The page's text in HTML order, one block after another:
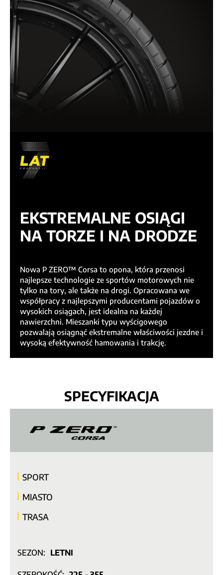
EKSTREMALNE OSIĄGI
NA TORZE I NA DRODZE
Nowa P ZERO™ Corsa to opona, która przenosi
najlepsze technologie ze sportów motorowych nie
tylko na tory, ale także na drogi. Opracowana we
współpracy z najlepszymi producentami pojazdów o
wysokich osiągach, jest idealna na każdej
nawierzchni. Mieszanki typu wyścigowego
pozwalają osiągnąć ekstremalne właściwości jezdne i
wysoką efektywność hamowania i trakcję.
SPECYFIKACJA
SPORT
MIASTO
TRASA
SEZON: LETNI